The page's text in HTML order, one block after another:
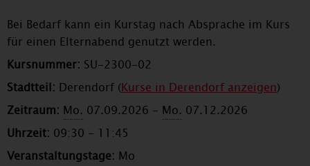
Bei Bedarf kann ein Kurstag nach Absprache im Kurs
für einen Elternabend genutzt werden.
Kursnummer: SU-2300-02
Stadtteil: Derendorf (Kurse in Derendorf anzeigen)
Zeitraum: Mo. 07.09.2026 - Mo. 07.12.2026
Uhrzeit: 09:30 - 11:45
Veranstaltungstage: Mo